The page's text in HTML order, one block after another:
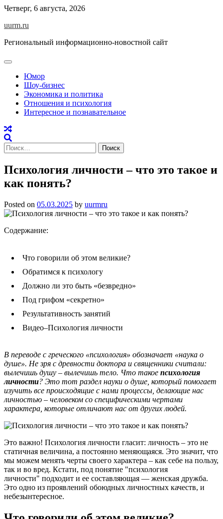
Skip
content
Четверг, 6 августа, 2026
uurm.ru
Региональный информационно-новостной сайт
Юмор
Шоу-бизнес
Экономика и политика
Отношения и психология
Интересное и познавательное
Найти:
Психология личности – что это такое и
как понять?
Posted on 05.03.2025 by uurmru
Содержание:
Что говорили об этом великие?
Обратимся к психологу
Должно ли это быть «безвредно»
Под грифом «секретно»
Результативность занятий
Видео–Психология личности
В переводе с греческого «психология» обозначает «наука о
душе». Не зря с древности доктора и священники считали:
вылечишь душу – вылечишь тело. Что такое психология
личности? Это тот раздел науки о душе, который помогает
изучить все происходящие с нами процессы, делающие нас
личностью – человеком со специфическими чертами
характера, которые отличают нас от других людей.
Это важно! Психология личности гласит: личность – это не
статичная величина, а постоянно меняющаяся. Это значит, что
мы можем менять черты своего характера – как себе на пользу,
так и во вред. Кстати, под понятие
психология
личности
подходит и ее составляющая — женская дружба.
Это одно из проявлений обоюдных личностных качеств, и
небезынтересное.